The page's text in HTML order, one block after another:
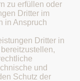
zu erfüllen oder
Dritter im
in Anspruch
Dritter in
und
Schutz der